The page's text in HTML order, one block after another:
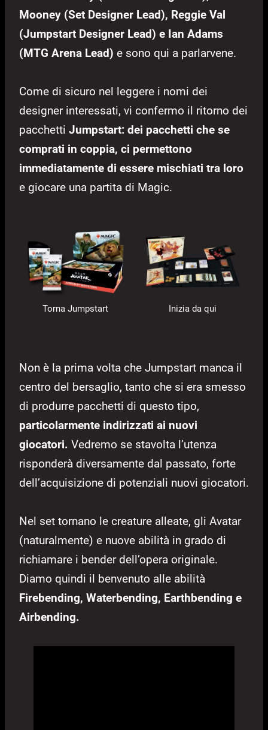
Mooney (Set Designer Lead), Reggie Val
(Jumpstart Designer Lead) e Ian Adams
(MTG Arena Lead) e sono qui a parlarvene.
Come di sicuro nel leggere i nomi dei
designer interessati, vi confermo il ritorno dei
pacchetti Jumpstart: dei pacchetti che se
comprati in coppia, ci permettono
immediatamente di essere mischiati tra loro
e giocare una partita di Magic.
Torna Jumpstart Inizia da qui
Non è la prima volta che Jumpstart manca il
centro del bersaglio, tanto che si era smesso
di produrre pacchetti di questo tipo,
particolarmente indirizzati ai nuovi
giocatori. Vedremo se stavolta l’utenza
risponderà diversamente dal passato, forte
dell’acquisizione di potenziali nuovi giocatori.
Nel set tornano le creature alleate, gli Avatar
(naturalmente) e nuove abilità in grado di
richiamare i bender dell’opera originale.
Diamo quindi il benvenuto alle abilità
Firebending, Waterbending, Earthbending e
Airbending.